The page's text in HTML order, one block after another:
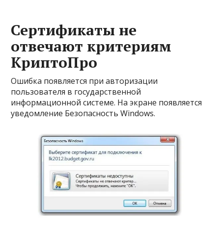
Сертификаты не
отвечают критериям
КриптоПро
Ошибка появляется при авторизации
пользователя в государственной
информационной системе. На экране появляется
уведомление Безопасность Windows.